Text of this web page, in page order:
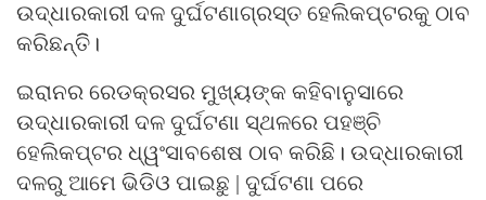
ଉଦ୍ଧାରକାରୀ ଦଳ ଦୁର୍ଘଟଣାଗ୍ରସ୍ତ ହେଲିକପ୍ଟରକୁ ଠାବ
କରିଛନ୍ତିି।
ଇରାନର ରେଡକ୍ରସର ମୁଖ୍ୟଙ୍କ କହିବାନୁସାରେ
ଉଦ୍ଧାରକାରୀ ଦଳ ଦୁର୍ଘଟଣା ସ୍ଥଳରେ ପହଞ୍ଚି
ହେଲିକପ୍ଟର ଧ୍ୱଂସାବଶେଷ ଠାବ କରିଛି। ଉଦ୍ଧାରକାରୀ
ଦଳରୁ ଆମେ ଭିଡିଓ ପାଇଛୁ | ଦୁର୍ଘଟଣା ପରେ